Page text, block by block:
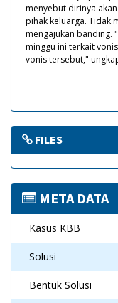
menyebut dirinya
pihak keluarga. Tidak
mengajukan banding.
minggu ini terkait
vonis tersebut,"
FILES
META DATA
Kasus KBB
Solusi
Bentuk Solusi